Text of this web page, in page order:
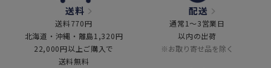
送料
送料770円
北海道・沖縄・離島1,320円
22,000円以上ご購入で
送料無料
配送
通常1～3営業日
以内の出荷
※お取り寄せ品を除く